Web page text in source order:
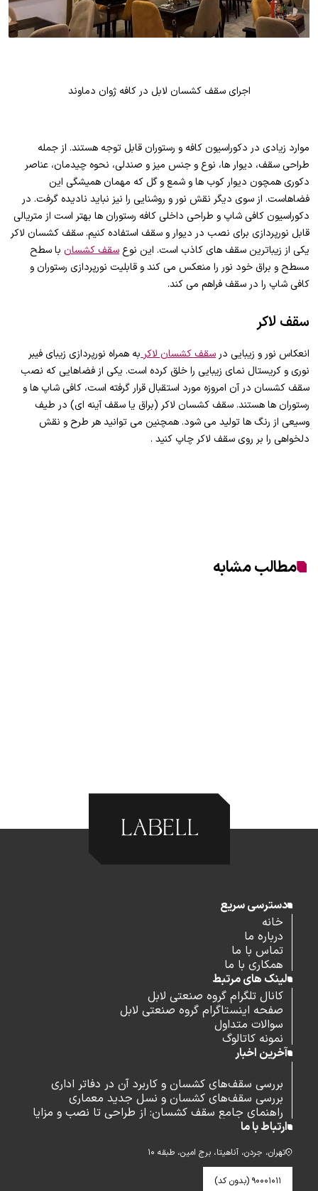
اجرای سقف کشسان لابل در کافه ژوان دماوند
موارد زیادی در دکوراسیون کافه و رستوران قابل توجه هستند. از جمله
طراحی سقف، دیوار ها، نوع و جنس میز و صندلی، نحوه چیدمان، عناصر
دکوری همچون دیوار کوب ها و شمع و گل که مهمان همیشگی این
فضاهاست. از سوی دیگر نقش نور و روشنایی را نیز نباید نادیده گرفت. در
دکوراسیون کافی شاپ و طراحی داخلی کافه رستوران ها بهتر است از متریالی
قابل نورپردازی برای نصب در دیوار و سقف استفاده کنیم. سقف کشسان لاکر
یکی از زیباترین سقف های کاذب است. این نوع سقف کشسان با سطح
مسطح و براق خود نور را منعکس می کند و قابلیت نورپردازی رستوران و
کافی شاپ را در سقف فراهم می کند.
سقف لاکر
انعکاس نور و زیبایی در سقف کشسان لاکربه همراه نورپردازی زیبای فیبر
نوری و کریستال نمای زیبایی را خلق کرده است. یکی از فضاهایی که نصب
سقف کشسان در آن امروزه مورد استقبال قرار گرفته است، کافی شاپ ها و
رستوران ها هستند. سقف کشسان لاکر (براق یا سقف آینه ای) در طیف
وسیعی از رنگ ها تولید می شود. همچنین می توانید هر طرح و نقش
دلخواهی را بر روی سقف لاکر چاپ کنید .
مطالب مشابه
دسترسی سریع
خانه
درباره ما
تماس با ما
همکاری با ما
لینک های مرتبط
کانال تلگرام گروه صنعتی لابل
صفحه اینستاگرام گروه صنعتی لابل
سوالات متداول
نمونه کاتالوگ
آخرین اخبار
بررسی سقف‌های کشسان و کاربرد آن در دفاتر اداری
بررسی سقف‌های کشسان و نسل جدید معماری
راهنمای جامع سقف کشسان: از طراحی تا نصب و مزایا
ارتباط با ما
تهران، جردن، آناهیتا، برج امین، طبقه ۱۰
۹۰۰۰۱۰۱۱ (بدون کد)